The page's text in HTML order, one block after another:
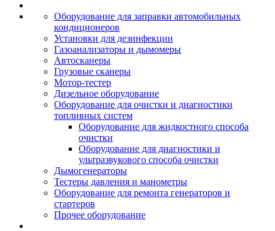
Оборудование для заправки автомобильных
кондиционеров
Установки для дезинфекции
Газоанализаторы и дымомеры
Автосканеры
Грузовые сканеры
Мотор-тестер
Дизельное оборудование
Оборудование для очистки и диагностики
топливных систем
Оборудование для жидкостного способа
очистки
Оборудование для диагностики и
ультразвукового способа очистки
Дымогенераторы
Тестеры давления и манометры
Оборудование для ремонта генераторов и
стартеров
Прочее оборудование